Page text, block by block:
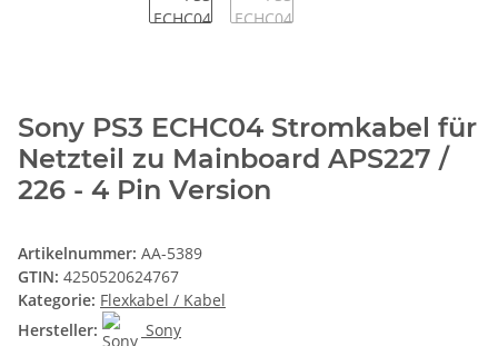
Sony PS3 ECHC04 Stromkabel für
Netzteil zu Mainboard APS227 /
226 - 4 Pin Version
Artikelnummer: AA-5389
GTIN: 4250520624767
Kategorie: Flexkabel / Kabel
Hersteller:
Sony